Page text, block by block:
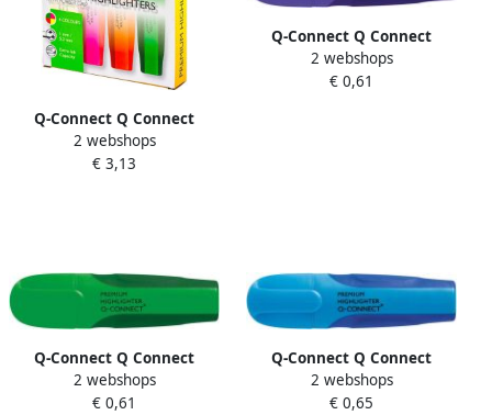
Q-Connect Q Connect
Premium markeerstift
geassorteerde kleuren pak
2 webshops
€ 3,13
Q-Connect Q Connect
Premium markeerstift paars
2 webshops
€ 0,61
Q-Connect Q Connect
Premium markeerstift
groen
2 webshops
€ 0,61
Q-Connect Q Connect
Premium markeerstift
blauw
2 webshops
€ 0,65